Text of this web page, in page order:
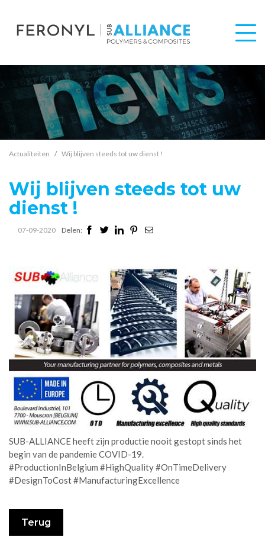
Actualiteiten Wij blijven steeds tot uw dienst !
Wij blijven steeds tot uw
dienst !
07-09-2020 Delen:
SUB-ALLIANCE heeft zijn productie nooit gestopt sinds het
begin van de pandemie COVID-19.
#ProductionInBelgium #HighQuality #OnTimeDelivery
#DesignToCost #ManufacturingExcellence
Terug